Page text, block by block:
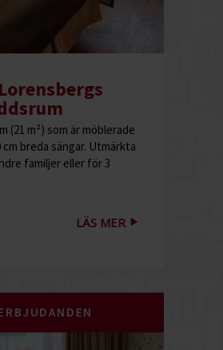
(21 m²) som är möblerade
cm breda sängar. Utmärkta
familjer eller för 3
LÄS MER